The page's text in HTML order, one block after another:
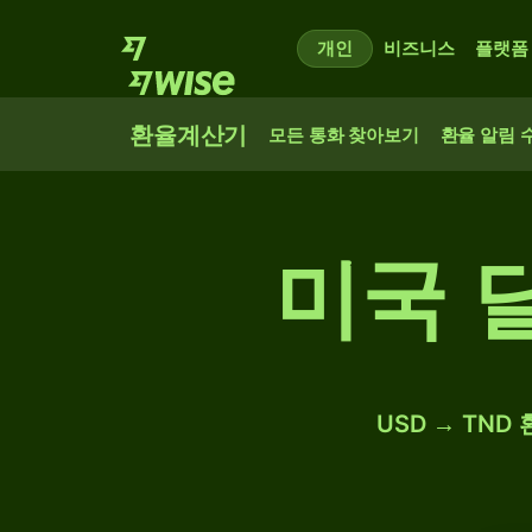
개인 비즈니스 플랫폼
환율계산기 모든 통화 찾아보기 환율 알림
미국
USD → TND